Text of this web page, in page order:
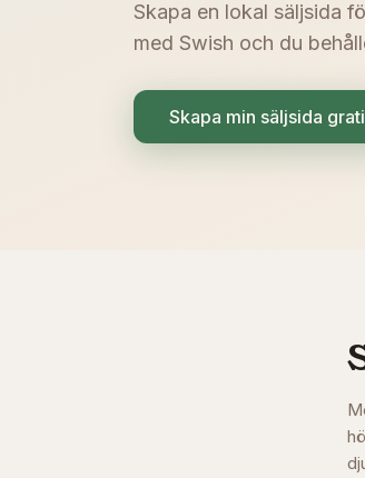
Skapa en lokal säljsida
med Swish och du
Skapa min säljsida